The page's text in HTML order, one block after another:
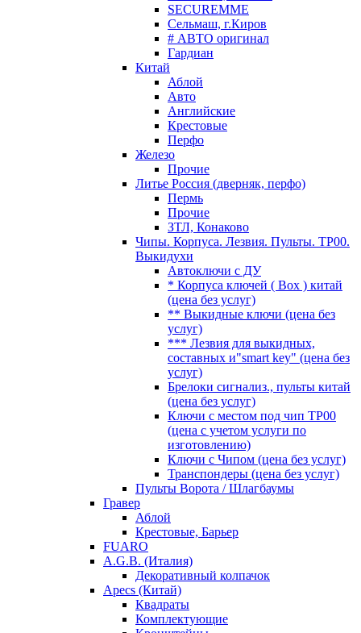
SECUREMME
Сельмаш, г.Киров
# АВТО оригинал
Гардиан
Китай
Аблой
Авто
Английские
Крестовые
Перфо
Железо
Прочие
Литье Россия (дверняк, перфо)
Пермь
Прочие
ЗТЛ, Конаково
Чипы. Корпуса. Лезвия. Пульты. TP00.
Выкидухи
Автоключи с ДУ
* Корпуса ключей ( Box ) китай
(цена без услуг)
** Выкидные ключи (цена без
услуг)
*** Лезвия для выкидных,
составных и"smart key" (цена без
услуг)
Брелоки сигнализ., пульты китай
(цена без услуг)
Ключи с местом под чип TP00
(цена с учетом услуги по
изготовлению)
Ключи с Чипом (цена без услуг)
Транспондеры (цена без услуг)
Пульты Ворота / Шлагбаумы
Гравер
Аблой
Крестовые, Барьер
FUARO
A.G.B. (Италия)
Декоративный колпачок
Apecs (Китай)
Квадраты
Комплектующие